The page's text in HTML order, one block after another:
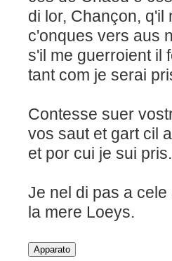
di lor, Chançon, q'il
c'onques vers aus
s'il me guerroient il
tant com je serai
Contesse suer
vos saut et gart cil
et por cui je sui pris.
Je nel di pas a cele
la mere Loeys.